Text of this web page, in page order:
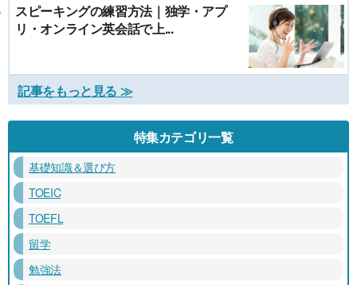
スピーキングの練習方法｜独学・アプ
リ・オンライン英会話で上...
記事をもっと見る ≫
特集カテゴリ一覧
基礎知識＆選び方
TOEIC
TOEFL
留学
勉強法